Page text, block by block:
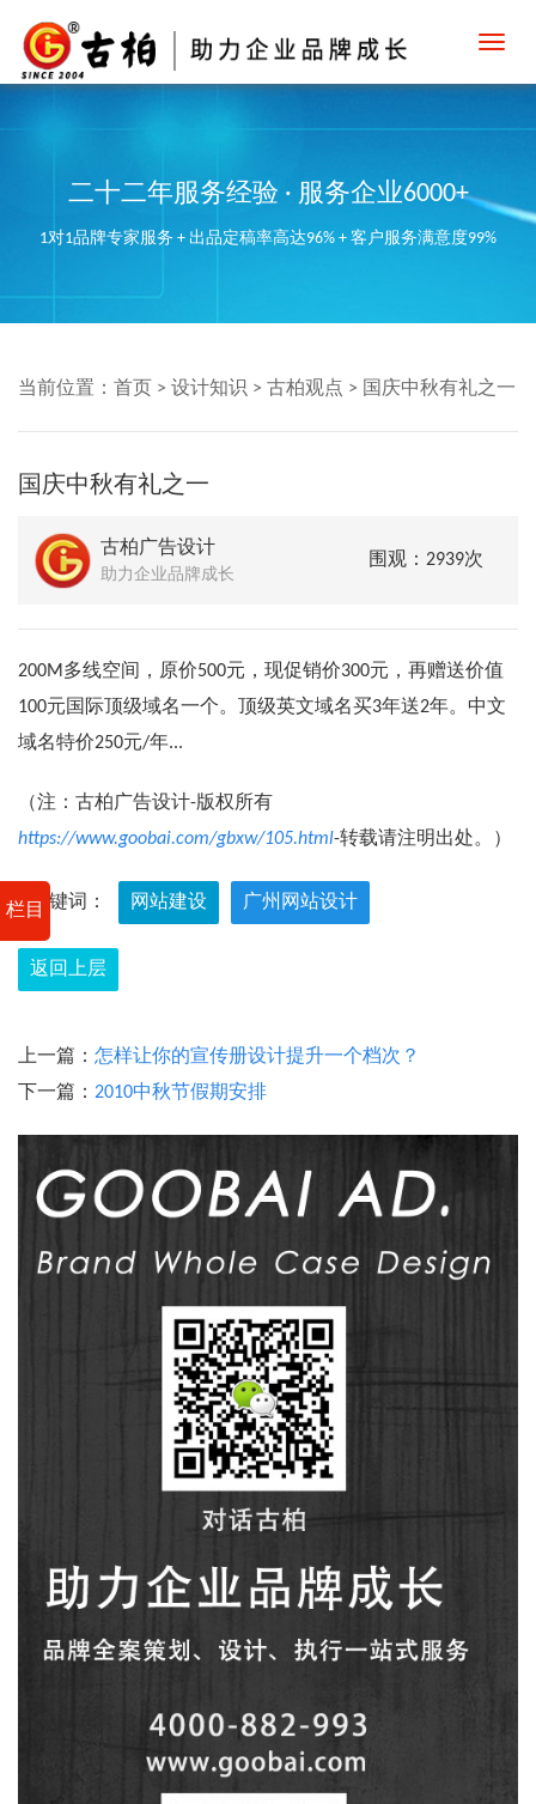
二十二年服务经验 · 服务企业6000+
1对1品牌专家服务 + 出品定稿率高达96% + 客户服务满意度99%
栏目
当前位置： 首页 > 设计知识 > 古柏观点 > 国庆中秋有礼之一
国庆中秋有礼之一
古柏广告设计
助力企业品牌成长
围观：2939次
200M多线空间，原价500元，现促销价300元，再赠送价值
100元国际顶级域名一个。顶级英文域名买3年送2年。中文
域名特价250元/年...
（注：古柏广告设计-版权所有
https://www.goobai.com/gbxw/105.html-转载请注明出处。）
关键词： 网站建设 广州网站设计
返回上层
上一篇： 怎样让你的宣传册设计提升一个档次？
下一篇： 2010中秋节假期安排